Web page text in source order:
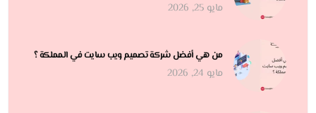
مايو 25, 2026
من هي أفضل شركة تصميم ويب سايت في المملكة ؟
مايو 24, 2026